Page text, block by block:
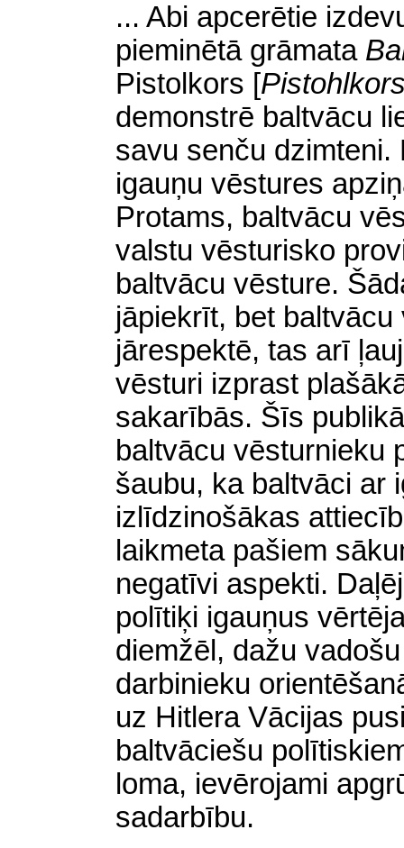
... Abi apcerētie
pieminētā grāmata
Pistolkors [
demonstrē baltvācu
savu senču dzimteni.
igauņu vēstures
Protams, baltvācu
valstu vēsturisko
baltvācu vēsture.
jāpiekrīt, bet
jārespektē, tas arī
vēsturi izprast
sakarībās. Šīs
baltvācu vēsturnieku
šaubu, ka baltvāci ar
izlīdzinošākas
laikmeta pašiem
negatīvi aspekti.
polītiķi igauņus
diemžēl, dažu
darbinieku
uz Hitlera Vācijas
baltvāciešu
loma, ievērojami
sadarbību.